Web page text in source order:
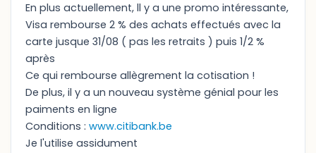
En plus actuellement, ll y a une promo intéressante,
Visa rembourse 2 % des achats effectués avec la
carte jusque 31/08 ( pas les retraits ) puis 1/2 %
après
Ce qui rembourse allègrement la cotisation !
De plus, il y a un nouveau système génial pour les
paiments en ligne
Conditions : www.citibank.be
Je l'utilise assidument